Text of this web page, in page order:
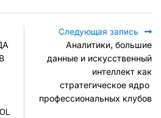
Следующая запись
Аналитики, большие
данные и искусственный
интеллект как
стратегическое ядро ​​
профессиональных клубов